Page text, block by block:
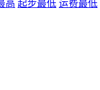
高 起步最低 运费最低